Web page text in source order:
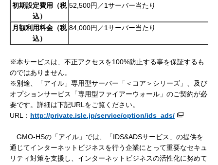
初期設定費用（税
込）
52,500円／1サーバー当たり
月額利用料金 （税
込）
84,000円／1サーバー当たり
※本サービスは、不正アクセスを100%防止する事を保証するも
のではありません。
※別途、「アイル」専用型サーバー「＜コア＞シリーズ」、及び
オプションサービス「専用型ファイアーウォール」のご契約が必
要です。詳細は下記URLをご覧ください。
URL： http://private.isle.jp/service/option/ids_ads/
GMO-HSの「アイル」では、「IDS&ADSサービス」の提供を
通じてインターネットビジネスを行う企業にとって重要なセキュ
リティ対策を支援し、インターネットビジネスの活性化に努めて